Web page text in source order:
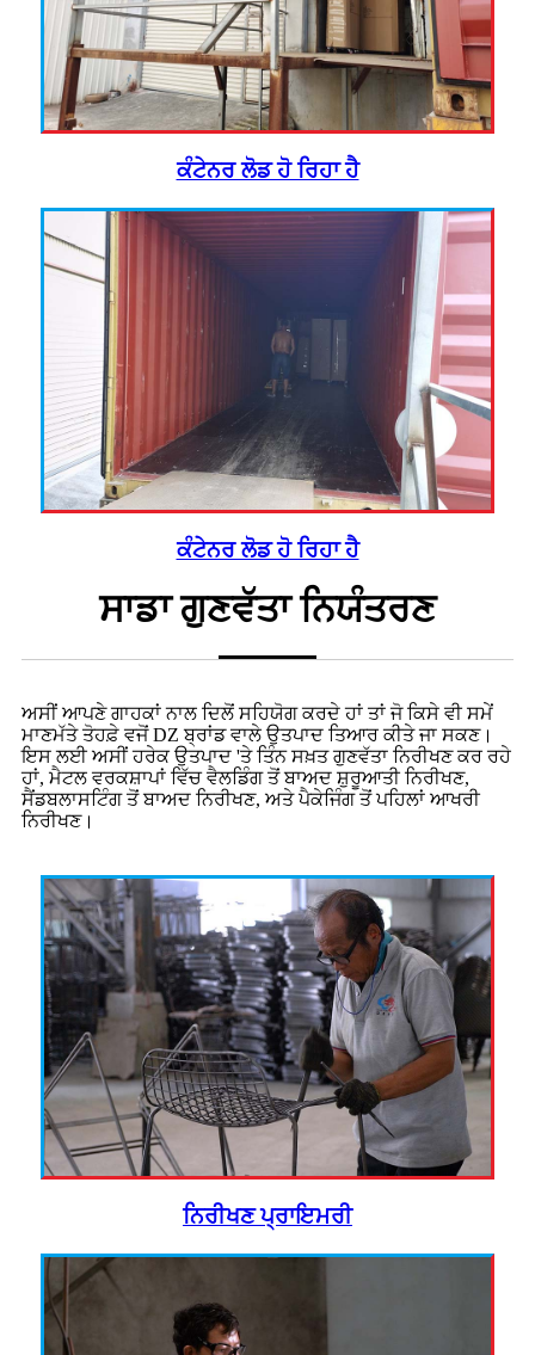
ਕੰਟੇਨਰ ਲੋਡ ਹੋ ਰਿਹਾ ਹੈ
ਕੰਟੇਨਰ ਲੋਡ ਹੋ ਰਿਹਾ ਹੈ
ਸਾਡਾ ਗੁਣਵੱਤਾ ਨਿਯੰਤਰਣ
ਅਸੀਂ ਆਪਣੇ ਗਾਹਕਾਂ ਨਾਲ ਦਿਲੋਂ ਸਹਿਯੋਗ ਕਰਦੇ ਹਾਂ ਤਾਂ ਜੋ ਕਿਸੇ ਵੀ ਸਮੇਂ
ਮਾਣਮੱਤੇ ਤੋਹਫ਼ੇ ਵਜੋਂ DZ ਬ੍ਰਾਂਡ ਵਾਲੇ ਉਤਪਾਦ ਤਿਆਰ ਕੀਤੇ ਜਾ ਸਕਣ।
ਇਸ ਲਈ ਅਸੀਂ ਹਰੇਕ ਉਤਪਾਦ 'ਤੇ ਤਿੰਨ ਸਖ਼ਤ ਗੁਣਵੱਤਾ ਨਿਰੀਖਣ ਕਰ ਰਹੇ
ਹਾਂ, ਮੈਟਲ ਵਰਕਸ਼ਾਪਾਂ ਵਿੱਚ ਵੈਲਡਿੰਗ ਤੋਂ ਬਾਅਦ ਸ਼ੁਰੂਆਤੀ ਨਿਰੀਖਣ,
ਸੈਂਡਬਲਾਸਟਿੰਗ ਤੋਂ ਬਾਅਦ ਨਿਰੀਖਣ, ਅਤੇ ਪੈਕੇਜਿੰਗ ਤੋਂ ਪਹਿਲਾਂ ਆਖਰੀ
ਨਿਰੀਖਣ।
ਨਿਰੀਖਣ ਪ੍ਰਾਇਮਰੀ